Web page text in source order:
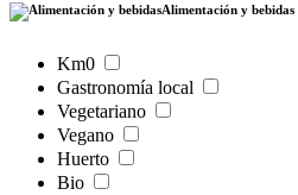
Alimentación y bebidas
Km0
Gastronomía local
Vegetariano
Vegano
Huerto
Bio